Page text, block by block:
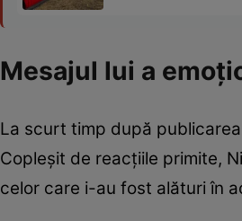
Mesajul lui a
La scurt timp după
Copleșit de reacțiile primite,
celor care i-au fost alături în